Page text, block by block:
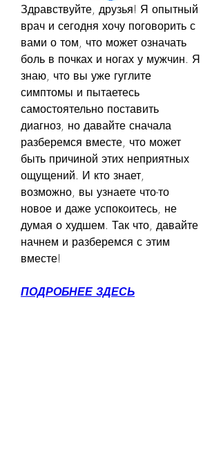
Здравствуйте, друзья! Я опытный
врач и сегодня хочу поговорить с
вами о том, что может означать
боль в почках и ногах у мужчин. Я
знаю, что вы уже гуглите
симптомы и пытаетесь
самостоятельно поставить
диагноз, но давайте сначала
разберемся вместе, что может
быть причиной этих неприятных
ощущений. И кто знает,
возможно, вы узнаете что-то
новое и даже успокоитесь, не
думая о худшем. Так что, давайте
начнем и разберемся с этим
вместе!
ПОДРОБНЕЕ ЗДЕСЬ